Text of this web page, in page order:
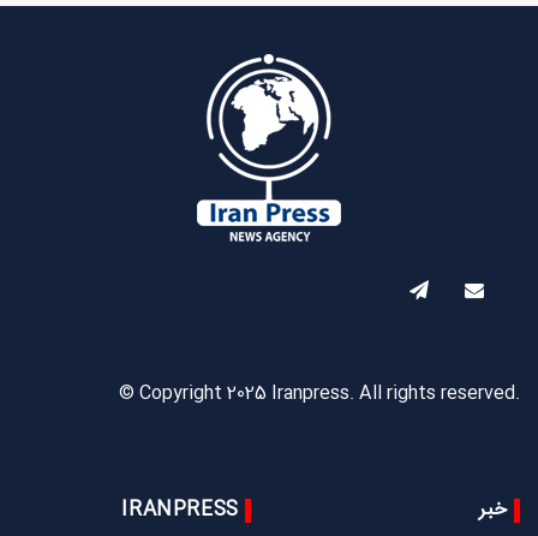
© Copyright 2025 Iranpress. All rights reserved.
خبر IRANPRESS